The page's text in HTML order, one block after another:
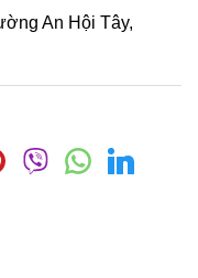
An Hội Tây,